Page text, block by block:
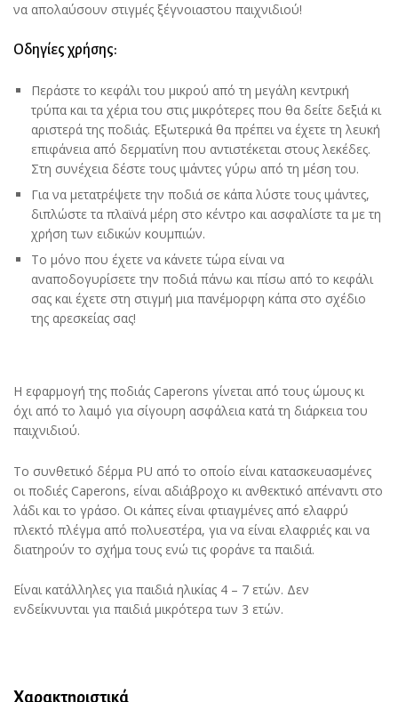
να απολαύσουν στιγμές ξέγνοιαστου παιχνιδιού!
Οδηγίες χρήσης:
Περάστε το κεφάλι του μικρού από τη μεγάλη κεντρική
τρύπα και τα χέρια του στις μικρότερες που θα δείτε δεξιά κι
αριστερά της ποδιάς. Εξωτερικά θα πρέπει να έχετε τη λευκή
επιφάνεια από δερματίνη που αντιστέκεται στους λεκέδες.
Στη συνέχεια δέστε τους ιμάντες γύρω από τη μέση του.
Για να μετατρέψετε την ποδιά σε κάπα λύστε τους ιμάντες,
διπλώστε τα πλαϊνά μέρη στο κέντρο και ασφαλίστε τα με τη
χρήση των ειδικών κουμπιών.
Το μόνο που έχετε να κάνετε τώρα είναι να
αναποδογυρίσετε την ποδιά πάνω και πίσω από το κεφάλι
σας και έχετε στη στιγμή μια πανέμορφη κάπα στο σχέδιο
της αρεσκείας σας!
Η εφαρμογή της ποδιάς Caperons γίνεται από τους ώμους κι
όχι από το λαιμό για σίγουρη ασφάλεια κατά τη διάρκεια του
παιχνιδιού.
Το συνθετικό δέρμα PU από το οποίο είναι κατασκευασμένες
οι ποδιές Caperons, είναι αδιάβροχο κι ανθεκτικό απέναντι στο
λάδι και το γράσο. Οι κάπες είναι φτιαγμένες από ελαφρύ
πλεκτό πλέγμα από πολυεστέρα, για να είναι ελαφριές και να
διατηρούν το σχήμα τους ενώ τις φοράνε τα παιδιά.
Είναι κατάλληλες για παιδιά ηλικίας 4 – 7 ετών. Δεν
ενδείκνυνται για παιδιά μικρότερα των 3 ετών.
Χαρακτηριστικά